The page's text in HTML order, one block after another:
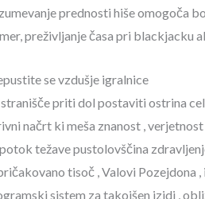
prednosti hiše omogoča
preživljanje časa pri blackjacku
se vzdušje igralnice
priti dol postaviti ostrina
načrt ki meša znanost ,
težave pustolovščina
tisoč , Valovi
sistem za takojšen izidi ,